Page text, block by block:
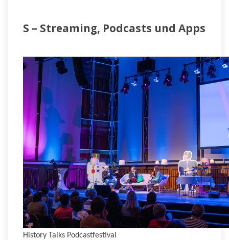
S – Streaming, Podcasts und Apps
History Talks Podcastfestival